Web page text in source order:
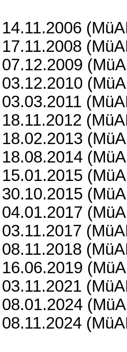
14.11.2006 (
17.11.2008 (
07.12.2009 (
03.12.2010 (
03.03.2011 (
18.11.2012 (
18.02.2013 (
18.08.2014 (
15.01.2015 (
30.10.2015 (
04.01.2017 (
03.11.2017 (
08.11.2018 (
16.06.2019 (
03.11.2021 (
08.01.2024 (
08.11.2024 (